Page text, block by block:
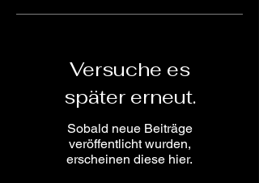
Versuche es
später erneut.
Sobald neue Beiträge
veröffentlicht wurden,
erscheinen diese hier.